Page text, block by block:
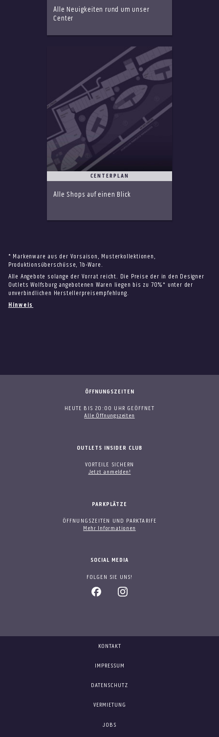
Alle Neuigkeiten rund um unser
Center
CENTERPLAN
Alle Shops auf einen Blick
* Markenware aus der Vorsaison, Musterkollektionen,
Produktionsüberschüsse, 1b-Ware.
Alle Angebote solange der Vorrat reicht. Die Preise der in den Designer
Outlets Wolfsburg angebotenen Waren liegen bis zu 70%* unter der
unverbindlichen Herstellerpreisempfehlung.
Hinweis
ÖFFNUNGSZEITEN
HEUTE BIS 20:00 UHR GEÖFFNET
Alle Öffnungszeiten
OUTLETS INSIDER CLUB
VORTEILE SICHERN
Jetzt anmelden!
PARKPLÄTZE
ÖFFNUNGSZEITEN UND PARKTARIFE
Mehr Informationen
SOCIAL MEDIA
FOLGEN SIE UNS!
KONTAKT
IMPRESSUM
DATENSCHUTZ
VERMIETUNG
JOBS